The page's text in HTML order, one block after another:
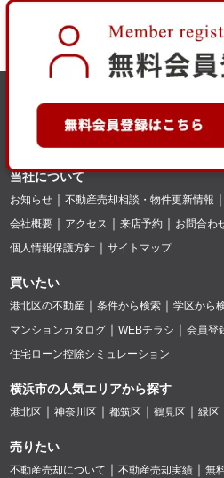
当社について
お知らせ 不動産売却相談・物件更新情報
会社概要
アクセス 来店予約 お問合わ
個人情報保護方針
サイトマップ
買いたい
港北区の不動産 条件から検索 学区から
マンションカタログ
WEBチラシ 会員登
住宅ローン控除シミュレーション
横浜市の人気エリアから探す
港北区 神奈川区 都筑区 鶴見区 緑区
売りたい
不動産売却について 不動産売却実績
無